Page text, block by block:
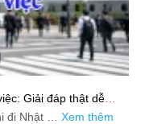
Giải đáp thật dễ
đi Nhật … Xem thêm